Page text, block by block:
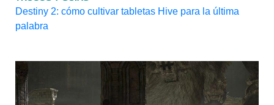
Destiny 2: cómo cultivar tabletas Hive para la última
palabra